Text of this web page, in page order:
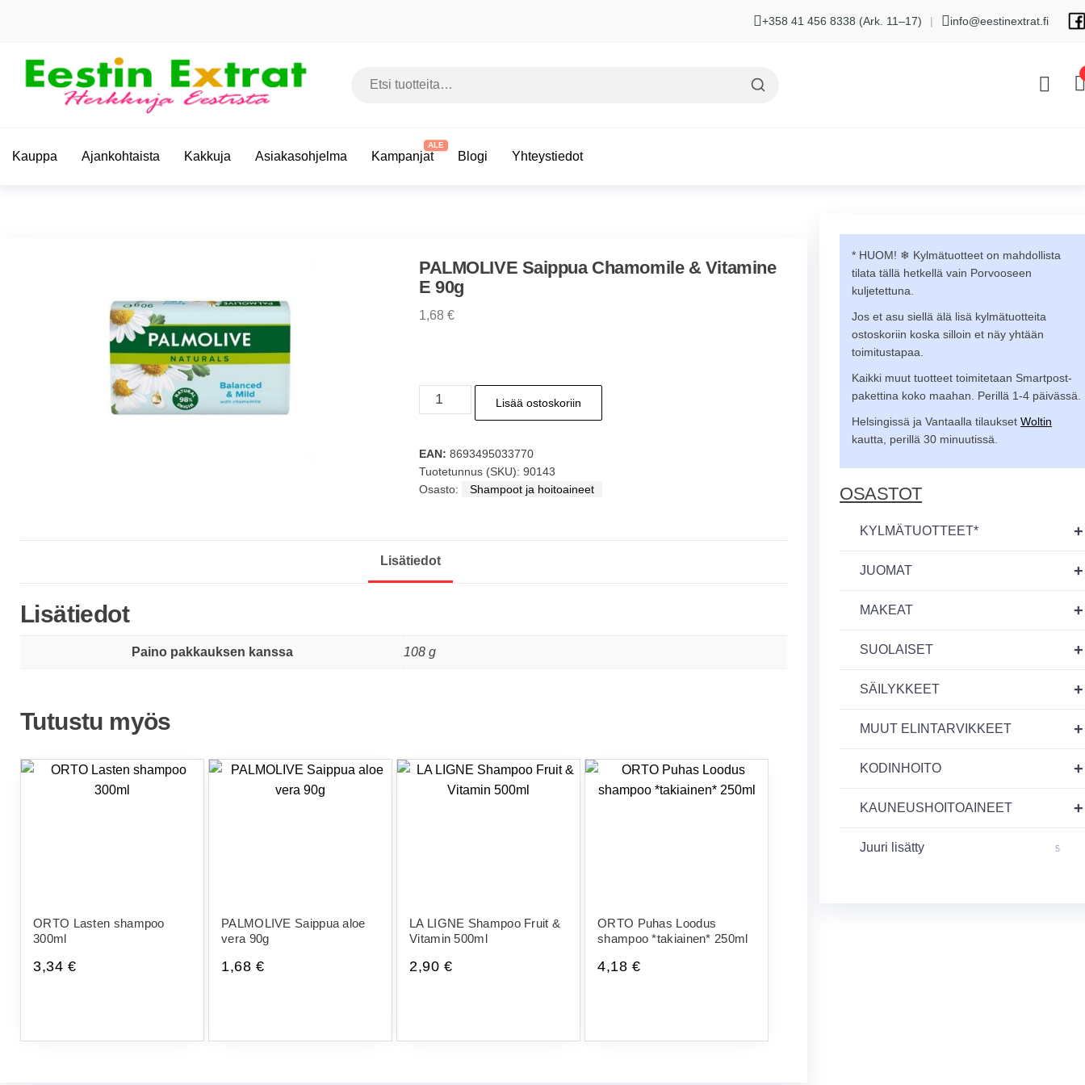
content
+358 41 456 8338 (Ark. 11–17) | info@eestinextrat.fi
Extrat –
Virolaiset
Etsi:
Kauppa Ajankohtaista Kakkuja Asiakasohjelma Kampanjat Blogi Yhteystiedot
PALMOLIVE Saippua Chamomile & Vitamine
E 90g
1,68€
PALMOLIVE
Saippua
&
Vitamine
E
Lisää ostoskoriin
EAN: 8693495033770
Tuotetunnus (SKU):90143
Osasto:
Shampoot ja hoitoaineet
Lisätiedot
Lisätiedot
Paino pakkauksen kanssa 108 g
Tutustu myös
ORTO Lasten shampoo
300ml
3,34 €
PALMOLIVE Saippua aloe
vera 90g
1,68 €
LA LIGNE Shampoo Fruit &
Vitamin 500ml
2,90 €
ORTO Puhas Loodus
shampoo *takiainen* 250ml
4,18 €
* HUOM! ❄︎ Kylmätuotteet on mahdollista
tilata tällä hetkellä vain Porvooseen
kuljetettuna.
Jos et asu siellä älä lisä kylmätuotteita
ostoskoriin koska silloin et näy yhtään
toimitustapaa.
Kaikki muut tuotteet toimitetaan Smartpost-
pakettina koko maahan. Perillä 1-4 päivässä.
Helsingissä ja Vantaalla tilauksetWoltin
kautta, perillä 30 minuutissä.
OSASTOT
+
KYLMÄTUOTTEET*
+
JUOMAT
+
MAKEAT
+
SUOLAISET
+
SÄILYKKEET
+
MUUT ELINTARVIKKEET
+
KODINHOITO
+
KAUNEUSHOITOAINEET
Juuri lisätty 5